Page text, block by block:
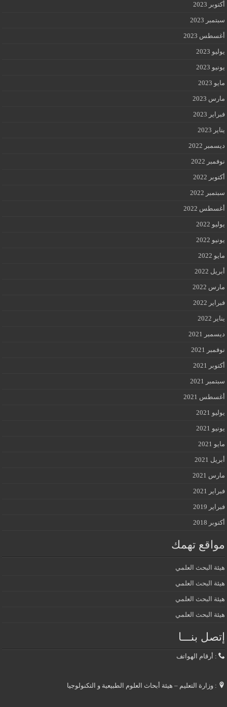
أكتوبر 2023
سبتمبر 2023
أغسطس 2023
يوليو 2023
يونيو 2023
مايو 2023
مارس 2023
فبراير 2023
يناير 2023
ديسمبر 2022
نوفمبر 2022
أكتوبر 2022
سبتمبر 2022
أغسطس 2022
يوليو 2022
يونيو 2022
مايو 2022
أبريل 2022
مارس 2022
فبراير 2022
يناير 2022
ديسمبر 2021
نوفمبر 2021
أكتوبر 2021
سبتمبر 2021
أغسطس 2021
يوليو 2021
يونيو 2021
مايو 2021
أبريل 2021
مارس 2021
فبراير 2021
فبراير 2019
أكتوبر 2018
مواقع تهمك
هيئة البحث العلمي
هيئة البحث العلمي
هيئة البحث العلمي
هيئة البحث العلمي
إتصل بنـــا
: أرقام الهواتف
: وزارة التعليم – هيئة أبحاث العلوم الطبيعية و التكنولوجيا